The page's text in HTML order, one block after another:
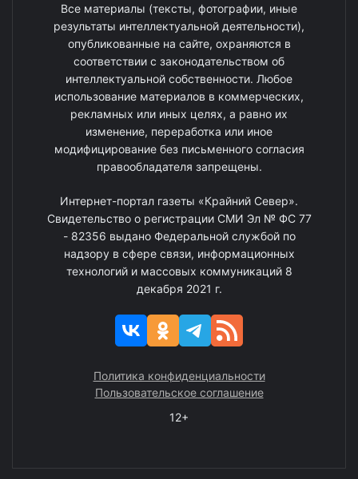
Все материалы (тексты, фотографии, иные
результаты интеллектуальной деятельности),
опубликованные на сайте, охраняются в
соответствии с законодательством об
интеллектуальной собственности. Любое
использование материалов в коммерческих,
рекламных или иных целях, а равно их
изменение, переработка или иное
модифицирование без письменного согласия
правообладателя запрещены.
Интернет-портал газеты «Крайний Север».
Свидетельство о регистрации СМИ Эл № ФС 77
- 82356 выдано Федеральной службой по
надзору в сфере связи, информационных
технологий и массовых коммуникаций 8
декабря 2021 г.
Политика конфиденциальности
Пользовательское соглашение
12+